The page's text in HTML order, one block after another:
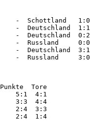
Niederlande  	-  Schottland  	1:0
Russland	-  Deutschland  1:1
Schottland  	-  Deutschland  0:2
Niederlande  	-  Russland  	0:0
Niederlande  	-  Deutschland  3:1
Schottland  	-  Russland  	3:0
Tore